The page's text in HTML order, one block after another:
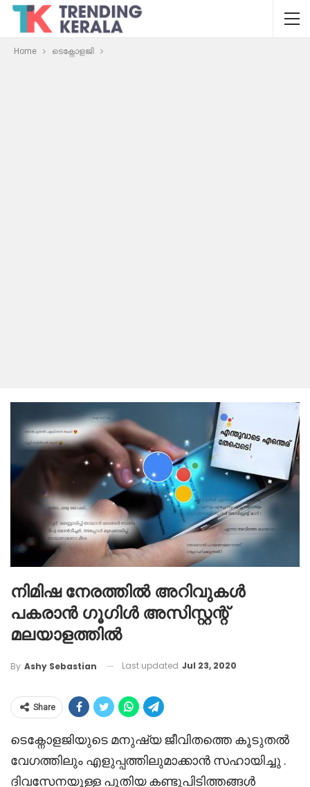
Home ടെക്നോളജി
നിമിഷ നേരത്തിൽ അറിവുകൾ
പകരാൻ ഗൂഗിൾ അസിസ്റ്റന്റ്
മലയാളത്തിൽ
By Ashy Sebastian Last updated Jul 23, 2020
Share
ടെക്നോളജിയുടെ മനുഷ്യ ജീവിതത്തെ കൂടുതൽ
വേഗത്തിലും എളുപ്പത്തിലുമാക്കാൻ സഹായിച്ചു .
ദിവസേനയുള്ള പുതിയ കണ്ടുപിടിത്തങ്ങൾ